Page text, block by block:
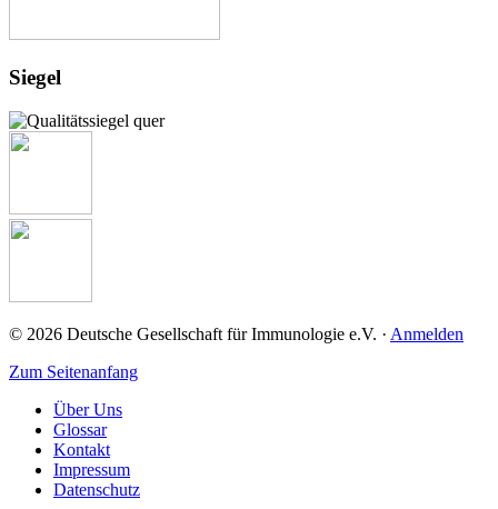
Siegel
© 2026 Deutsche Gesellschaft für Immunologie e.V. · Anmelden
Zum Seitenanfang
Über Uns
Glossar
Kontakt
Impressum
Datenschutz